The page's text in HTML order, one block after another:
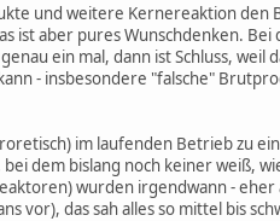
und weitere Kernereaktion
ist aber pures Wunschdenken.
ein mal, dann ist Schluss,
- insbesondere "falsche"
im laufenden Betrieb zu
dem bislang noch keiner weiß,
wurden irgendwann -
vor), das sah alles so mittel bis